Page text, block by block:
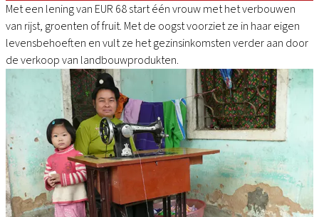
Met een lening van EUR 68 start één vrouw met het verbouwen
van rijst, groenten of fruit. Met de oogst voorziet ze in haar eigen
levensbehoeften en vult ze het gezinsinkomsten verder aan door
de verkoop van landbouwprodukten.